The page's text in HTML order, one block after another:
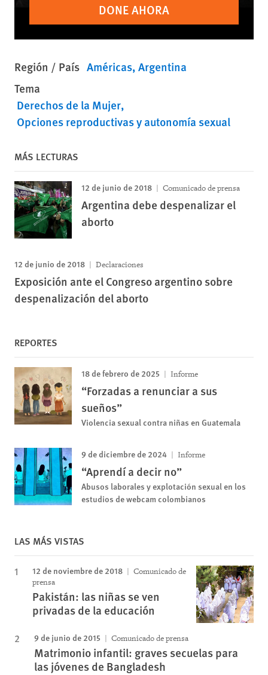
DONE AHORA
Región / País Américas Argentina
Tema
Derechos de la Mujer
Opciones reproductivas y autonomía sexual
MÁS LECTURAS
12 de junio de 2018 Comunicado de prensa
Argentina debe despenalizar el
aborto
12 de junio de 2018 Declaraciones
Exposición ante el Congreso argentino sobre
despenalización del aborto
REPORTES
18 de febrero de 2025 Informe
“Forzadas a renunciar a sus
sueños”
Violencia sexual contra niñas en Guatemala
9 de diciembre de 2024 Informe
“Aprendí a decir no”
Abusos laborales y explotación sexual en los
estudios de webcam colombianos
LAS MÁS VISTAS
12 de noviembre de 2018
Comunicado de
prensa
Pakistán: las niñas se ven
privadas de la educación
9 de junio de 2015 Comunicado de prensa
Matrimonio infantil: graves secuelas para
las jóvenes de Bangladesh